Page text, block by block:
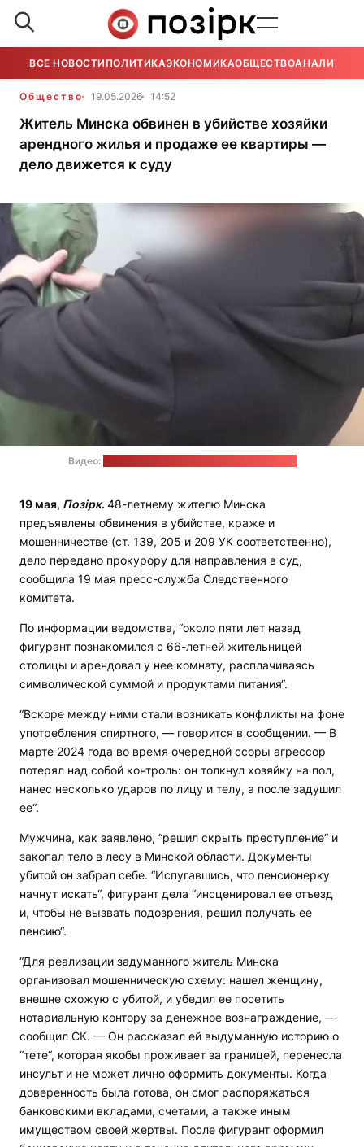
ВСЕ НОВОСТИ ПОЛИТИКАЭКОНОМИКАОБЩЕСТВОАНАЛИТИКА
Общество 19.05.2026 14:52
Житель Минска обвинен в убийстве хозяйки
арендного жилья и продаже ее квартиры —
дело движется к суду
Видео:
19 мая, Позірк. 48-летнему жителю Минска
предъявлены обвинения в убийстве, краже и
мошенничестве (ст. 139, 205 и 209 УК соответственно),
дело передано прокурору для направления в суд,
сообщила 19 мая пресс-служба Следственного
комитета.
По информации ведомства, “около пяти лет назад
фигурант познакомился с 66-летней жительницей
столицы и арендовал у нее комнату, расплачиваясь
символической суммой и продуктами питания“.
“Вскоре между ними стали возникать конфликты на фоне
употребления спиртного, — говорится в сообщении. — В
марте 2024 года во время очередной ссоры агрессор
потерял над собой контроль: он толкнул хозяйку на пол,
нанес несколько ударов по лицу и телу, а после задушил
ее“.
Мужчина, как заявлено, “решил скрыть преступление“ и
закопал тело в лесу в Минской области. Документы
убитой он забрал себе. “Испугавшись, что пенсионерку
начнут искать“, фигурант дела “инсценировал ее отъезд
и, чтобы не вызвать подозрения, решил получать ее
пенсию“.
“Для реализации задуманного житель Минска
организовал мошенническую схему: нашел женщину,
внешне схожую с убитой, и убедил ее посетить
нотариальную контору за денежное вознаграждение, —
сообщил СК. — Он рассказал ей выдуманную историю о
“тете“, которая якобы проживает за границей, перенесла
инсульт и не может лично оформить документы. Когда
доверенность была готова, он смог распоряжаться
банковскими вкладами, счетами, а также иным
имуществом своей жертвы. После фигурант оформил